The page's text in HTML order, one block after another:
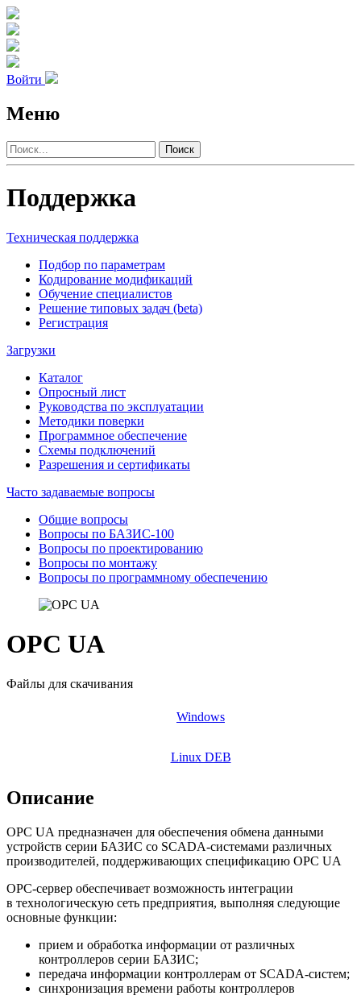
Войти
Меню
Поиск
Поддержка
Техническая поддержка
Подбор по параметрам
Кодирование модификаций
Обучение специалистов
Решение типовых задач (beta)
Регистрация
Загрузки
Каталог
Опросный лист
Руководства по эксплуатации
Методики поверки
Программное обеспечение
Схемы подключений
Разрешения и сертификаты
Часто задаваемые вопросы
Общие вопросы
Вопросы по БАЗИС-100
Вопросы по проектированию
Вопросы по монтажу
Вопросы по программному обеспечению
OPC UA
Файлы для скачивания
Windows
Linux DEB
Описание
OPC UA предназначен для обеспечения обмена данными
устройств серии БАЗИС со SCADA-системами различных
производителей, поддерживающих спецификацию ОРС UA
OPC-сервер обеспечивает возможность интеграции
в технологическую сеть предприятия, выполняя следующие
основные функции:
прием и обработка информации от различных
контроллеров серии БАЗИС;
передача информации контроллерам от SCADA-систем;
синхронизация времени работы контроллеров